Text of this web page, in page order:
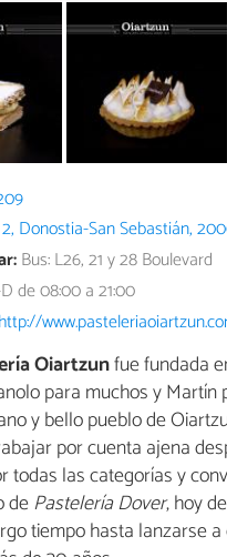
Donostia-San Sebastián,
Bus: L26, 21 y 28 Boulevard
de 08:00 a 21:00
http://
Oiartzunfue fundada
para muchos y Martín
y bello pueblo de
por cuenta ajena
todas las categorías y
dePastelería Dover, hoy
tiempo hasta lanzarse